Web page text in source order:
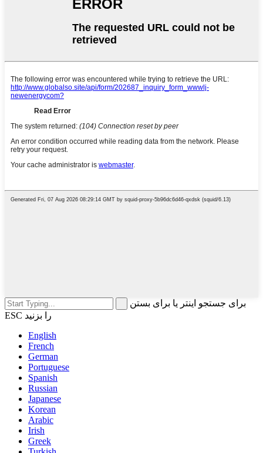
برای جستجو اینتر یا برای بستن
ESC را بزنید
English
French
German
Portuguese
Spanish
Russian
Japanese
Korean
Arabic
Irish
Greek